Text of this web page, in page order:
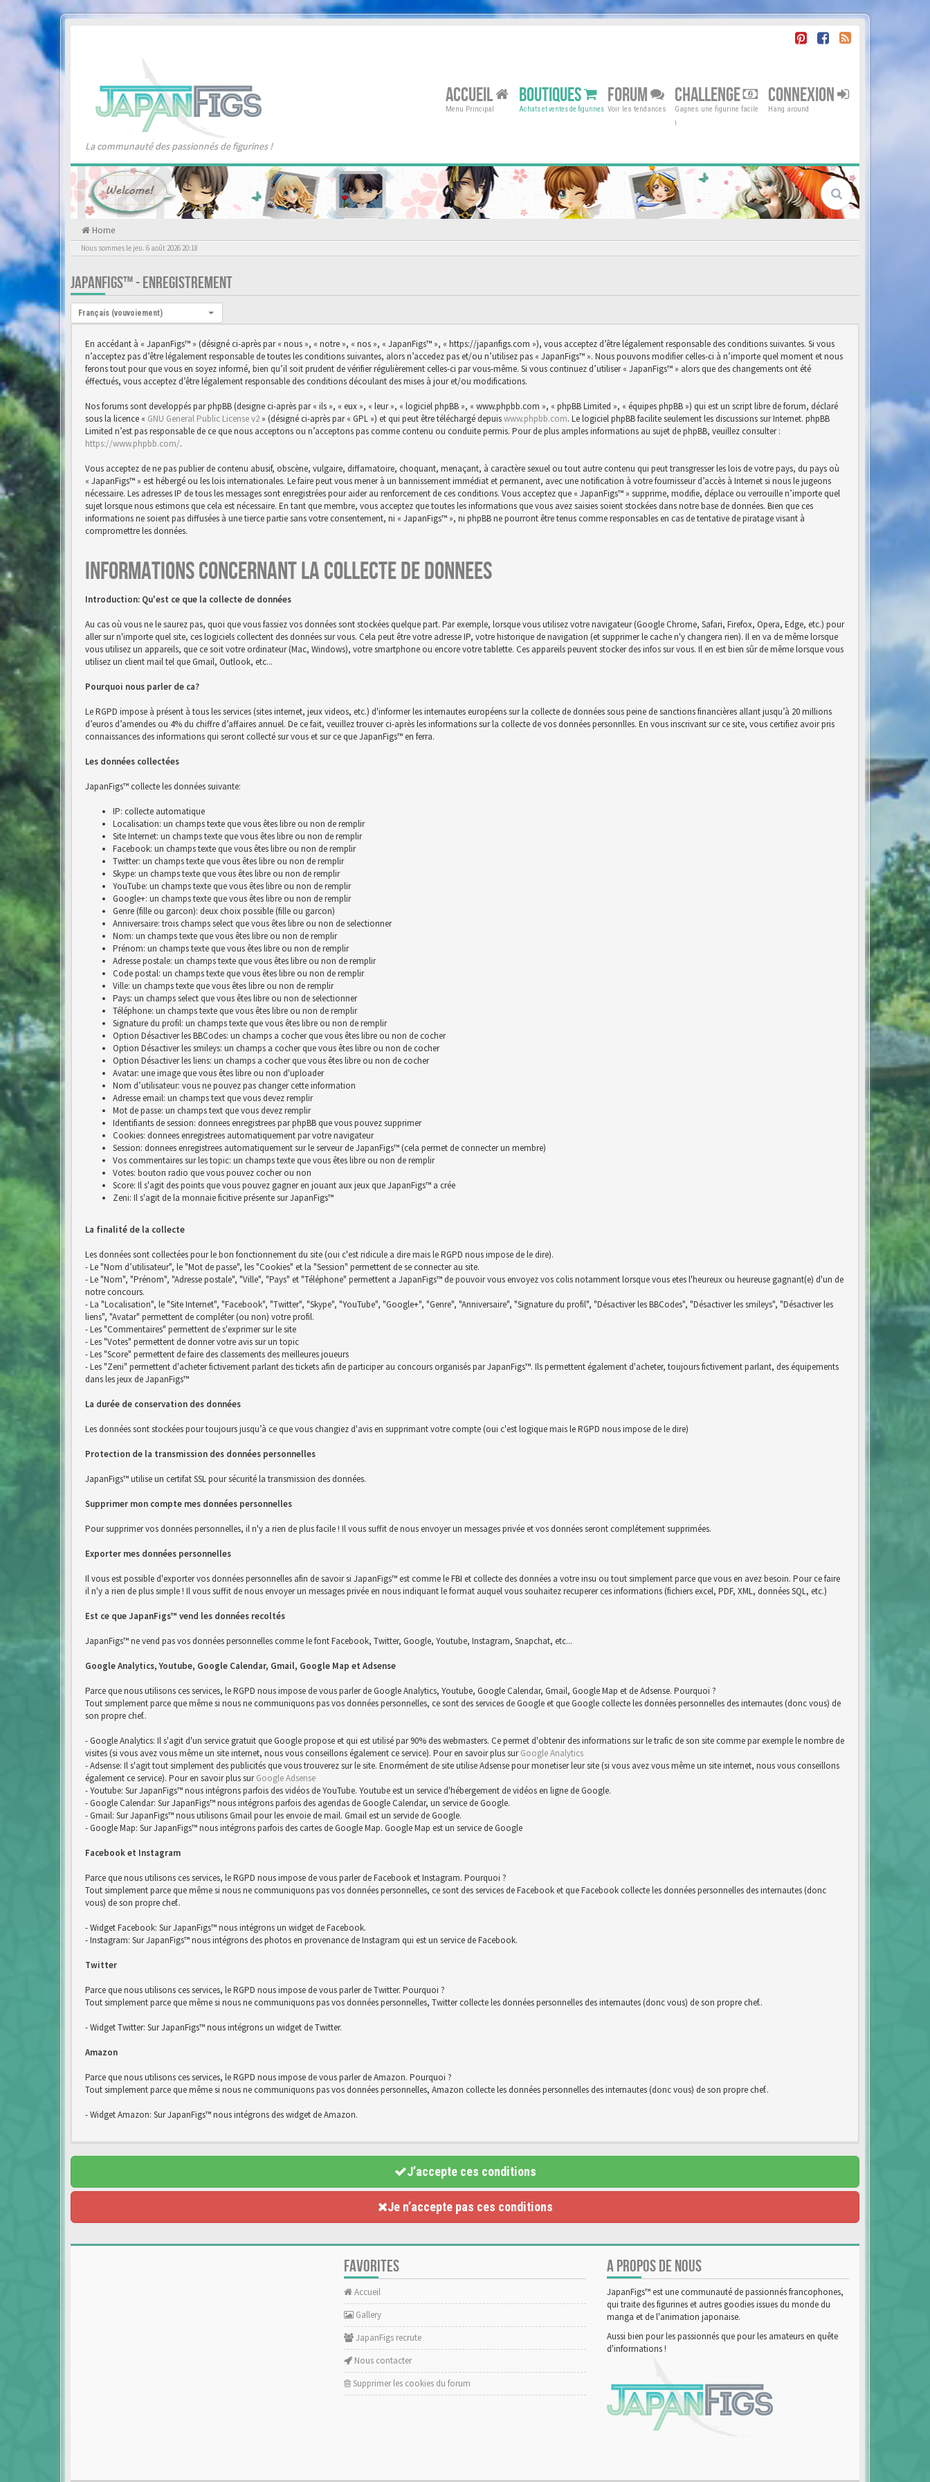
La communauté des passionnés de figurines !
ACCUEIL
Menu Principal
BOUTIQUES
Achats et ventes de figurines
FORUM
Voir les tendances
CHALLENGE
Gagnes une figurine facile
!
CONNEXION
Hang around
Home
Nous sommes le jeu. 6 août 2026 20:18
JAPANFIGS™ - ENREGISTREMENT
Langue :
Français (vouvoiement)
En accédant à « JapanFigs™ » (désigné ci-après par « nous », « notre », « nos », « JapanFigs™ », « https://japanfigs.com »), vous acceptez d’être légalement responsable des conditions suivantes. Si vous
n’acceptez pas d’être légalement responsable de toutes les conditions suivantes, alors n’accedez pas et/ou n’utilisez pas « JapanFigs™ ». Nous pouvons modifier celles-ci à n’importe quel moment et nous
ferons tout pour que vous en soyez informé, bien qu’il soit prudent de vérifier régulièrement celles-ci par vous-même. Si vous continuez d’utiliser « JapanFigs™ » alors que des changements ont été
éffectués, vous acceptez d’être légalement responsable des conditions découlant des mises à jour et/ou modifications.
Nos forums sont developpés par phpBB (designe ci-après par « ils », « eux », « leur », « logiciel phpBB », « www.phpbb.com », « phpBB Limited », « équipes phpBB ») qui est un script libre de forum, déclaré
sous la licence « GNU General Public License v2 » (désigné ci-après par « GPL ») et qui peut être téléchargé depuiswww.phpbb.com. Le logiciel phpBB facilite seulement les discussions sur Internet. phpBB
Limited n’est pas responsable de ce que nous acceptons ou n’acceptons pas comme contenu ou conduite permis. Pour de plus amples informations au sujet de phpBB, veuillez consulter :
https://www.phpbb.com/.
Vous acceptez de ne pas publier de contenu abusif, obscène, vulgaire, diffamatoire, choquant, menaçant, à caractère sexuel ou tout autre contenu qui peut transgresser les lois de votre pays, du pays où
« JapanFigs™ » est hébergé ou les lois internationales. Le faire peut vous mener à un bannissement immédiat et permanent, avec une notification à votre fournisseur d’accès à Internet si nous le jugeons
nécessaire. Les adresses IP de tous les messages sont enregistrées pour aider au renforcement de ces conditions. Vous acceptez que « JapanFigs™ » supprime, modifie, déplace ou verrouille n’importe quel
sujet lorsque nous estimons que cela est nécessaire. En tant que membre, vous acceptez que toutes les informations que vous avez saisies soient stockées dans notre base de données. Bien que ces
informations ne soient pas diffusées à une tierce partie sans votre consentement, ni « JapanFigs™ », ni phpBB ne pourront être tenus comme responsables en cas de tentative de piratage visant à
compromettre les données.
Informations concernant la collecte de donnees
Introduction: Qu'est ce que la collecte de données
Au cas où vous ne le saurez pas, quoi que vous fassiez vos données sont stockées quelque part. Par exemple, lorsque vous utilisez votre navigateur (Google Chrome, Safari, Firefox, Opera, Edge, etc.) pour
aller sur n'importe quel site, ces logiciels collectent des données sur vous. Cela peut être votre adresse IP, votre historique de navigation (et supprimer le cache n'y changera rien). Il en va de même lorsque
vous utilisez un appareils, que ce soit votre ordinateur (Mac, Windows), votre smartphone ou encore votre tablette. Ces appareils peuvent stocker des infos sur vous. Il en est bien sûr de même lorsque vous
utilisez un client mail tel que Gmail, Outlook, etc...
Pourquoi nous parler de ca?
Le RGPD impose à présent à tous les services (sites internet, jeux videos, etc.) d'informer les internautes européens sur la collecte de données sous peine de sanctions financières allant jusqu’à 20 millions
d’euros d’amendes ou 4% du chiffre d’affaires annuel. De ce fait, veuillez trouver ci-après les informations sur la collecte de vos données personnlles. En vous inscrivant sur ce site, vous certifiez avoir pris
connaissances des informations qui seront collecté sur vous et sur ce que JapanFigs™ en ferra.
Les données collectées
JapanFigs™ collecte les données suivante:
IP: collecte automatique
Localisation: un champs texte que vous êtes libre ou non de remplir
Site Internet: un champs texte que vous êtes libre ou non de remplir
Facebook: un champs texte que vous êtes libre ou non de remplir
Twitter: un champs texte que vous êtes libre ou non de remplir
Skype: un champs texte que vous êtes libre ou non de remplir
YouTube: un champs texte que vous êtes libre ou non de remplir
Google+: un champs texte que vous êtes libre ou non de remplir
Genre (fille ou garcon): deux choix possible (fille ou garcon)
Anniversaire: trois champs select que vous êtes libre ou non de selectionner
Nom: un champs texte que vous êtes libre ou non de remplir
Prénom: un champs texte que vous êtes libre ou non de remplir
Adresse postale: un champs texte que vous êtes libre ou non de remplir
Code postal: un champs texte que vous êtes libre ou non de remplir
Ville: un champs texte que vous êtes libre ou non de remplir
Pays: un champs select que vous êtes libre ou non de selectionner
Téléphone: un champs texte que vous êtes libre ou non de remplir
Signature du profil: un champs texte que vous êtes libre ou non de remplir
Option Désactiver les BBCodes: un champs a cocher que vous êtes libre ou non de cocher
Option Désactiver les smileys: un champs a cocher que vous êtes libre ou non de cocher
Option Désactiver les liens: un champs a cocher que vous êtes libre ou non de cocher
Avatar: une image que vous êtes libre ou non d'uploader
Nom d’utilisateur: vous ne pouvez pas changer cette information
Adresse email: un champs text que vous devez remplir
Mot de passe: un champs text que vous devez remplir
Identifiants de session: donnees enregistrees par phpBB que vous pouvez supprimer
Cookies: donnees enregistrees automatiquement par votre navigateur
Session: donnees enregistrees automatiquement sur le serveur de JapanFigs™ (cela permet de connecter un membre)
Vos commentaires sur les topic: un champs texte que vous êtes libre ou non de remplir
Votes: bouton radio que vous pouvez cocher ou non
Score: Il s'agit des points que vous pouvez gagner en jouant aux jeux que JapanFigs™ a crée
Zeni: Il s'agit de la monnaie ficitive présente sur JapanFigs™
La finalité de la collecte
Les données sont collectées pour le bon fonctionnement du site (oui c'est ridicule a dire mais le RGPD nous impose de le dire).
- Le "Nom d’utilisateur", le "Mot de passe", les "Cookies" et la "Session" permettent de se connecter au site.
- Le "Nom", "Prénom", "Adresse postale", "Ville", "Pays" et "Téléphone" permettent a JapanFigs™ de pouvoir vous envoyez vos colis notamment lorsque vous etes l'heureux ou heureuse gagnant(e) d'un de
notre concours.
- La "Localisation", le "Site Internet", "Facebook", "Twitter", "Skype", "YouTube", "Google+", "Genre", "Anniversaire", "Signature du profil", "Désactiver les BBCodes", "Désactiver les smileys", "Désactiver les
liens", "Avatar" permettent de compléter (ou non) votre profil.
- Les "Commentaires" permettent de s'exprimer sur le site
- Les "Votes" permettent de donner votre avis sur un topic
- Les "Score" permettent de faire des classements des meilleures joueurs
- Les "Zeni" permettent d'acheter fictivement parlant des tickets afin de participer au concours organisés par JapanFigs™. Ils permettent également d'acheter, toujours fictivement parlant, des équipements
dans les jeux de JapanFigs™
La durée de conservation des données
Les données sont stockées pour toujours jusqu’à ce que vous changiez d'avis en supprimant votre compte (oui c'est logique mais le RGPD nous impose de le dire)
Protection de la transmission des données personnelles
JapanFigs™ utilise un certifat SSL pour sécurité la transmission des données.
Supprimer mon compte mes données personnelles
Pour supprimer vos données personnelles, il n'y a rien de plus facile ! Il vous suffit de nous envoyer un messages privée et vos données seront complétement supprimées.
Exporter mes données personnelles
Il vous est possible d'exporter vos données personnelles afin de savoir si JapanFigs™ est comme le FBI et collecte des données a votre insu ou tout simplement parce que vous en avez besoin. Pour ce faire
il n'y a rien de plus simple ! Il vous suffit de nous envoyer un messages privée en nous indiquant le format auquel vous souhaitez recuperer ces informations (fichiers excel, PDF, XML, données SQL, etc.)
Est ce que JapanFigs™ vend les données recoltés
JapanFigs™ ne vend pas vos données personnelles comme le font Facebook, Twitter, Google, Youtube, Instagram, Snapchat, etc...
Google Analytics, Youtube, Google Calendar, Gmail, Google Map et Adsense
Parce que nous utilisons ces services, le RGPD nous impose de vous parler de Google Analytics, Youtube, Google Calendar, Gmail, Google Map et de Adsense. Pourquoi ?
Tout simplement parce que même si nous ne communiquons pas vos données personnelles, ce sont des services de Google et que Google collecte les données personnelles des internautes (donc vous) de
son propre chef..
- Google Analytics: Il s'agit d'un service gratuit que Google propose et qui est utilisé par 90% des webmasters. Ce permet d'obtenir des informations sur le trafic de son site comme par exemple le nombre de
visites (si vous avez vous même un site internet, nous vous conseillons également ce service). Pour en savoir plus surGoogle Analytics
- Adsense: Il s'agit tout simplement des publicités que vous trouverez sur le site. Enormément de site utilise Adsense pour monetiser leur site (si vous avez vous même un site internet, nous vous conseillons
également ce service). Pour en savoir plus surGoogle Adsense
- Youtube: Sur JapanFigs™ nous intégrons parfois des vidéos de YouTube. Youtube est un service d'hébergement de vidéos en ligne de Google.
- Google Calendar: Sur JapanFigs™ nous intégrons parfois des agendas de Google Calendar, un service de Google.
- Gmail: Sur JapanFigs™ nous utilisons Gmail pour les envoie de mail. Gmail est un servide de Google.
- Google Map: Sur JapanFigs™ nous intégrons parfois des cartes de Google Map. Google Map est un service de Google
Facebook et Instagram
Parce que nous utilisons ces services, le RGPD nous impose de vous parler de Facebook et Instagram. Pourquoi ?
Tout simplement parce que même si nous ne communiquons pas vos données personnelles, ce sont des services de Facebook et que Facebook collecte les données personnelles des internautes (donc
vous) de son propre chef..
- Widget Facebook: Sur JapanFigs™ nous intégrons un widget de Facebook.
- Instagram: Sur JapanFigs™ nous intégrons des photos en provenance de Instagram qui est un service de Facebook.
Twitter
Parce que nous utilisons ces services, le RGPD nous impose de vous parler de Twitter. Pourquoi ?
Tout simplement parce que même si nous ne communiquons pas vos données personnelles, Twitter collecte les données personnelles des internautes (donc vous) de son propre chef..
- Widget Twitter: Sur JapanFigs™ nous intégrons un widget de Twitter.
Amazon
Parce que nous utilisons ces services, le RGPD nous impose de vous parler de Amazon. Pourquoi ?
Tout simplement parce que même si nous ne communiquons pas vos données personnelles, Amazon collecte les données personnelles des internautes (donc vous) de son propre chef..
- Widget Amazon: Sur JapanFigs™ nous intégrons des widget de Amazon.
J’accepte ces conditions
Je n’accepte pas ces conditions
FAVORITES
Accueil
Gallery
JapanFigs recrute
Nous contacter
Supprimer les cookies du forum
A PROPOS DE NOUS
JapanFigs™ est une communauté de passionnés francophones,
qui traite des figurines et autres goodies issues du monde du
manga et de l'animation japonaise.
Aussi bien pour les passionnés que pour les amateurs en quête
d'informations !